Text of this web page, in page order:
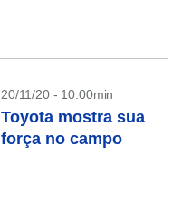
20/11/20 - 10:00min
Toyota mostra sua
força no campo